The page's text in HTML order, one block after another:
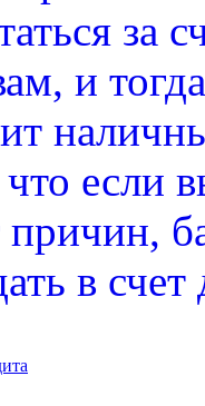
за
и
что если
причин,
в счет